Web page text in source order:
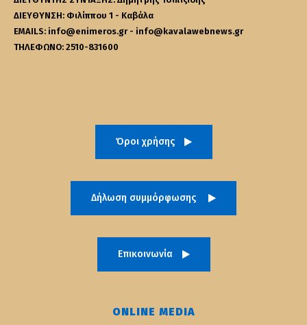
ΔΙΕΥΘΥΝΣΗ: Φιλίππου 1 - Καβάλα
EMAILS: info@enimeros.gr - info@kavalawebnews.gr
ΤΗΛΕΦΩΝΟ: 2510-831600
Όροι χρήσης
Δήλωση συμμόρφωσης
Επικοινωνία
ONLINE MEDIA